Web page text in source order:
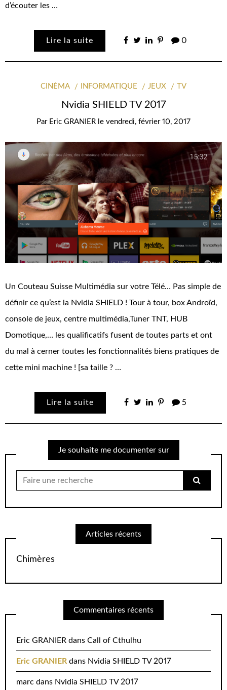
d’écouter les …
Lire la suite 0
CINÉMA INFORMATIQUE JEUX TV
Nvidia SHIELD TV 2017
Par Eric GRANIER le vendredi, février 10, 2017
Un Couteau Suisse Multimédia sur votre Télé… Pas simple de
définir ce qu’est la Nvidia SHIELD ! Tour à tour, box Androïd,
console de jeux, centre multimédia,Tuner TNT, HUB
Domotique,… les qualificatifs fusent de toutes parts et ont
du mal à cerner toutes les fonctionnalités biens pratiques de
cette mini machine ! [sa taille ? …
Lire la suite 5
Je souhaite me documenter sur
pour:
Articles récents
Chimères
Commentaires récents
Eric GRANIER dans Call of Cthulhu
Eric GRANIER dans Nvidia SHIELD TV 2017
marc dans Nvidia SHIELD TV 2017